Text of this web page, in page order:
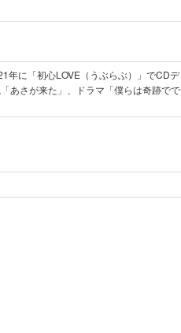
年に「初心LOVE（うぶらぶ）」でCDデ
あさが来た」、ドラマ「僕らは奇跡でで